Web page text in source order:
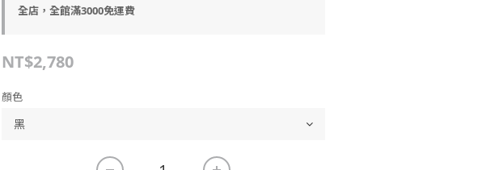
全店，全館滿3000免運費
NT$2,780
顏色